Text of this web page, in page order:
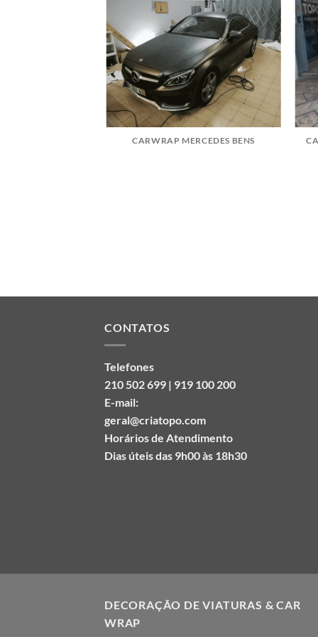
CARWRAP MERCEDES BENS
CONTATOS
Telefones
210 502 699 | 919 100 200
E-mail:
geral@criatopo.com
Horários de Atendimento
Dias úteis das 9h00 às 18h30
DECORAÇÃO DE VIATURAS & CAR
WRAP